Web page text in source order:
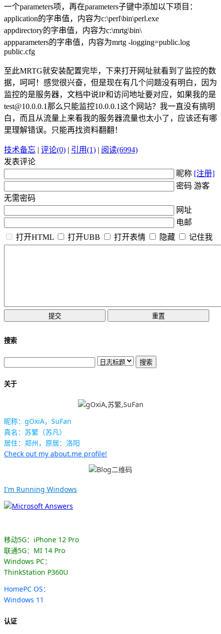
一个parameters项，再在parameters子键中添加以下项目：
application的字串值，内容为c:\perl\bin\perl.exe
appdirectory的字串值，内容为c:\mrtg\bin\
appparameters的字串值，内容为mrtg -logging=public.log
public.cfg
至此MRTG就安装配置完毕，下来打开网址就看到了监控的数
据，呵呵！感觉很兴奋，但是现在有几个问题没有明白，因为
监控的是服务器，文档中说IP和访问地址要对应，如果我的是
test@10.0.0.1那么只能监控10.0.0.1这个网站？我一直没有搞明
白，而且从流量上来看我的服务器流量也太小了，应该还有哪
里理解错误。只能再找资料翻翻！
技术备忘 | 评论(0) | 引用(1) | 阅读(6994)
发表评论
昵称 [注册]
密码 游客
无需密码
网址
电邮
打开HTML
打开UBB 打开表情 隐藏 记住我
搜索
关于
昵称：gOxiA，SuFan
真名：苏繁（苏凡）
居住：郑州，原居：洛阳
Check out my about.me profile!
I'm Running Windows
移动5G：iPhone 12 Pro
联通5G：MI 14 Pro
Windows PC：
ThinkStation P360U
HomePC OS：
Windows 11
认证